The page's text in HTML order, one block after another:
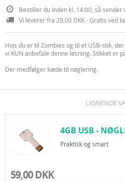
Bestiller du inden kl. 14:00, så sender
Vi leverer fra 29,00 DKK - Gratis ved
Hvis du er til Zombies og til et USB-stik,
vi KUN anbefale denne løsning. Stikket er
Der medfølger kæde til nøglering.
LIGNENDE
4GB USB -
Praktisk og smart
59,00 DKK